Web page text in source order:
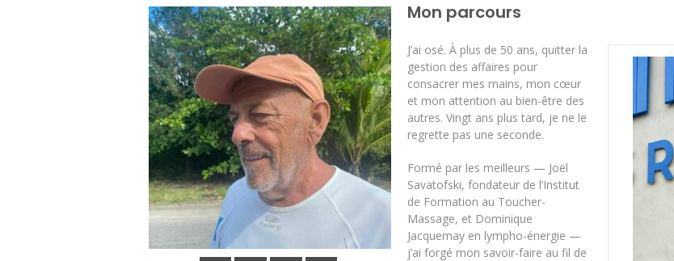
Mon parcours
J’ai osé. À plus de 50 ans, quitter la
gestion des affaires pour
consacrer mes mains, mon cœur
et mon attention au bien-être des
autres. Vingt ans plus tard, je ne le
regrette pas une seconde.
Formé par les meilleurs — Joël
Savatofski, fondateur de l’Institut
de Formation au Toucher-
Massage, et Dominique
Jacquemay en lympho-énergie —
j’ai forgé mon savoir-faire au fil de